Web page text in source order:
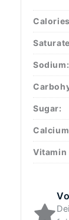
Sodium:
Sugar:
Vitamin